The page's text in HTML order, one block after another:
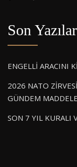
Son Yazılar
ENGELLİ ARACINI
2026 NATO
GÜNDEM
SON 7 YIL KURALI